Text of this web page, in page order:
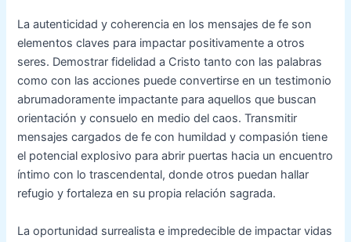
La autenticidad y coherencia en los mensajes de fe son
elementos claves para impactar positivamente a otros
seres. Demostrar fidelidad a Cristo tanto con las palabras
como con las acciones puede convertirse en un testimonio
abrumadoramente impactante para aquellos que buscan
orientación y consuelo en medio del caos. Transmitir
mensajes cargados de fe con humildad y compasión tiene
el potencial explosivo para abrir puertas hacia un encuentro
íntimo con lo trascendental, donde otros puedan hallar
refugio y fortaleza en su propia relación sagrada.
La oportunidad surrealista e impredecible de impactar vidas